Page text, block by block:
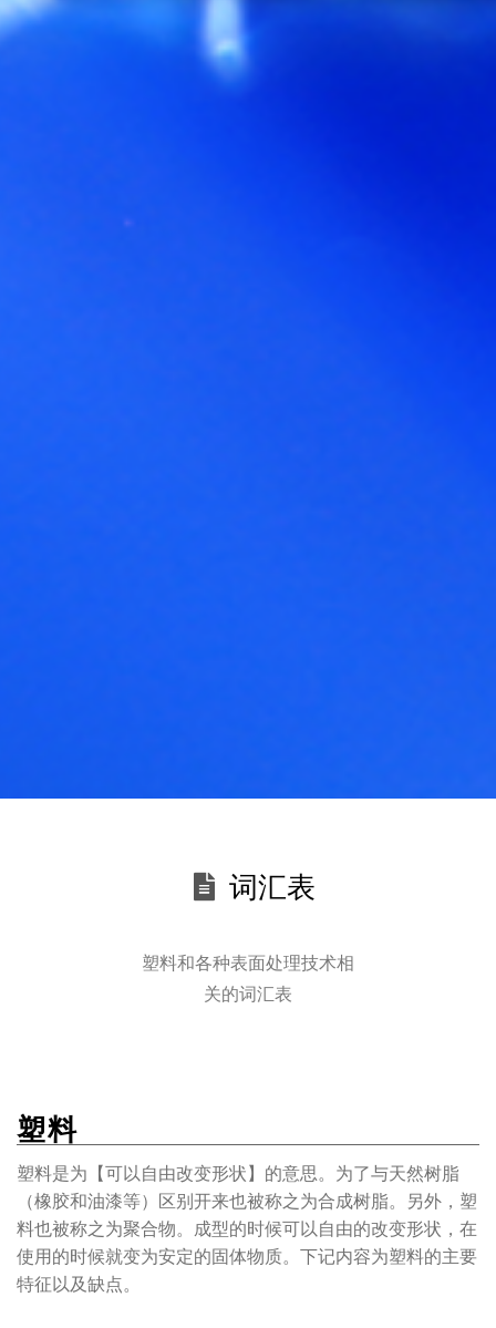
词汇表
塑料和各种表面处理技术相
关的词汇表
塑料
塑料是为【可以自由改变形状】的意思。为了与天然树脂
（橡胶和油漆等）区别开来也被称之为合成树脂。另外，塑
料也被称之为聚合物。成型的时候可以自由的改变形状，在
使用的时候就变为安定的固体物质。下记内容为塑料的主要
特征以及缺点。